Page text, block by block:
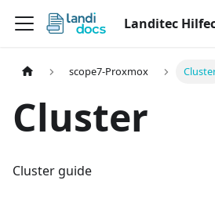
Landitec
scope7-Proxmox
Cluster
Cluster guide